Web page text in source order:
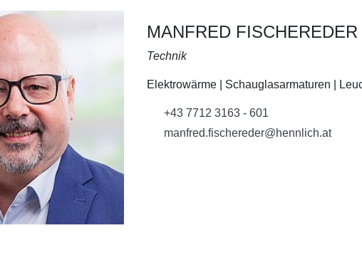
MANFRED FISCHEREDER
Technik
Elektrowärme | Schauglasarmaturen |
+43 7712 3163 - 601
manfred.fischereder@hennlich.at